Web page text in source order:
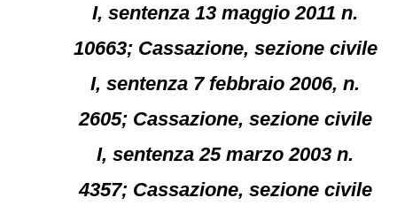
I, sentenza 13 maggio 2011 n.
10663; Cassazione, sezione civile
I, sentenza 7 febbraio 2006, n.
2605; Cassazione, sezione civile
I, sentenza 25 marzo 2003 n.
4357; Cassazione, sezione civile